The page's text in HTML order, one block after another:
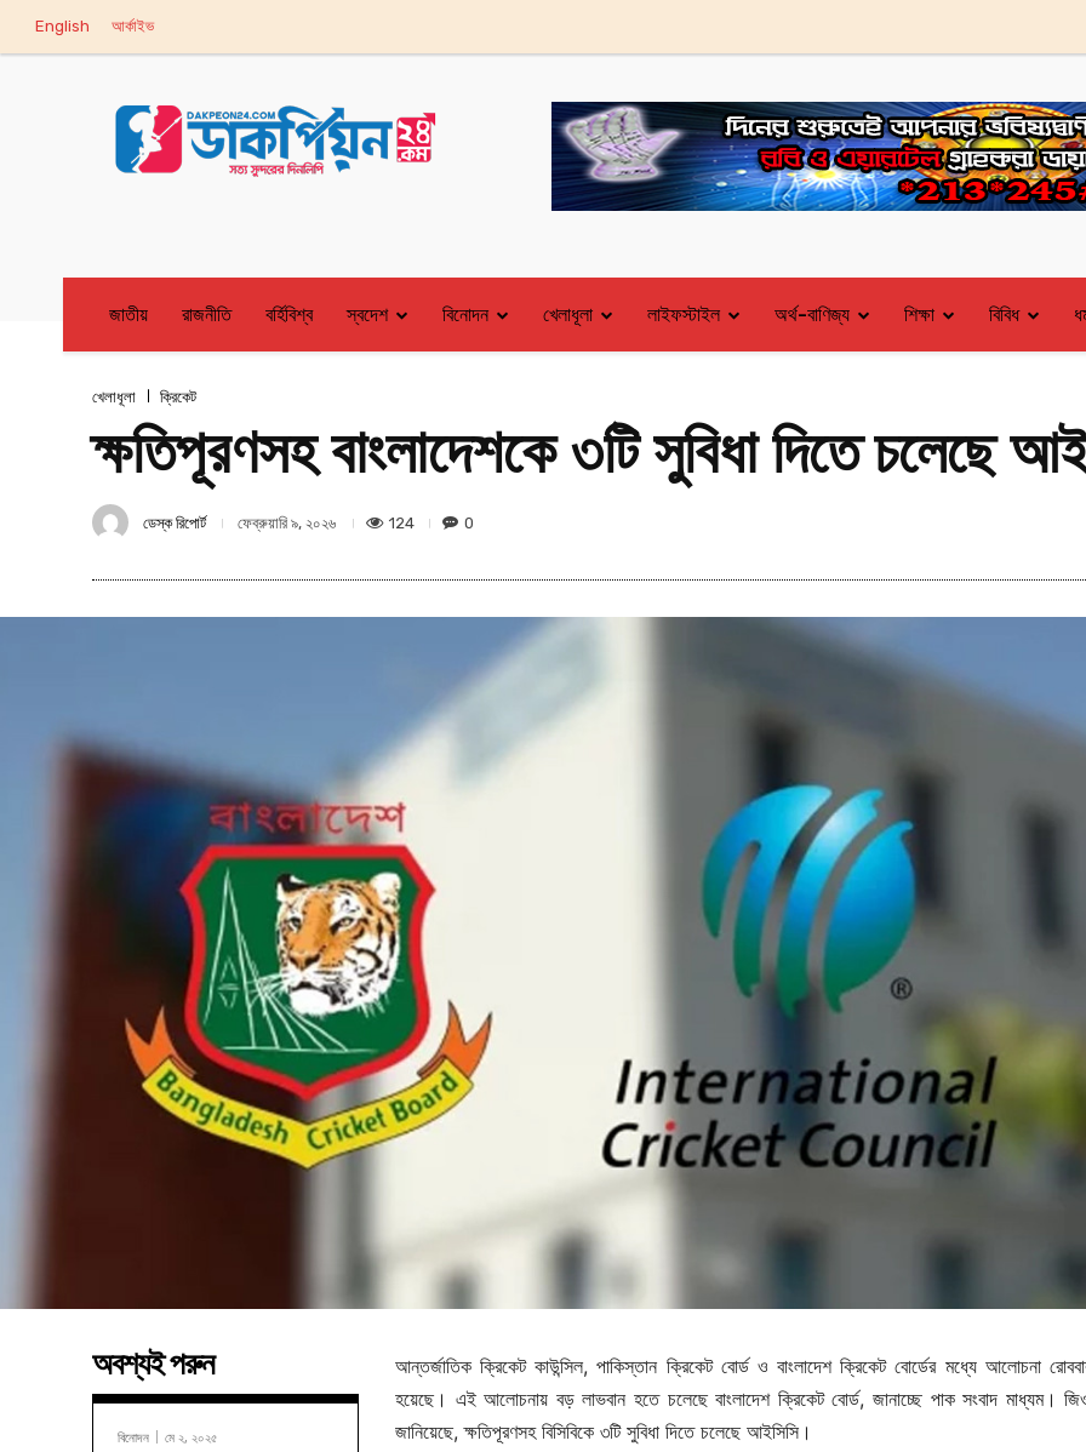
English আর্কাইভ
জাতীয় রাজনীতি বর্হিবিশ্ব স্বদেশ বিনোদন খেলাধূলা লাইফস্টাইল অর্থ-বাণিজ্য শিক্ষা বিবিধ
খেলাধূলা ক্রিকেট
ক্ষতিপূরণসহ বাংলাদেশকে ৩টি সুবিধা দিতে চলেছে
ডেস্ক রিপোর্ট ফেব্রুয়ারি ৯, ২০২৬ 124 0
অবশ্যই পরুন
বিনোদন মে ২, ২০২৫
আন্তর্জাতিক ক্রিকেট কাউন্সিল, পাকিস্তান ক্রিকেট বোর্ড ও বাংলাদেশ ক্রিকেট বোর্ডের মধ্যে আলোচনা
হয়েছে। এই আলোচনায় বড় লাভবান হতে চলেছে বাংলাদেশ ক্রিকেট বোর্ড, জানাচ্ছে পাক সংবাদ মাধ্যম।
জানিয়েছে, ক্ষতিপূরণসহ বিসিবিকে ৩টি সুবিধা দিতে চলেছে আইসিসি।